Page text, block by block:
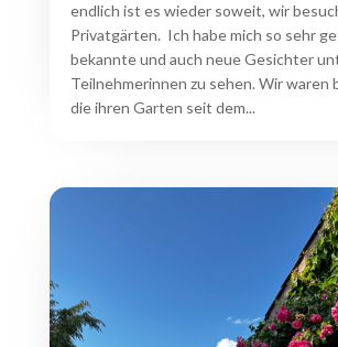
endlich ist es wieder soweit, wir
Privatgärten. Ich habe mich so sehr
bekannte und auch neue Gesichter
Teilnehmerinnen zu sehen. Wir waren
die ihren Garten seit dem...